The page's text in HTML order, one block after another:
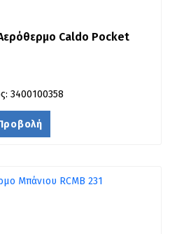
Caldo Pocket
3400100358